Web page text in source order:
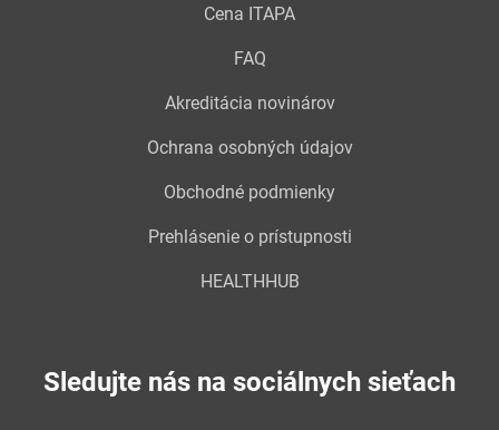
Cena ITAPA
FAQ
Akreditácia novinárov
Ochrana osobných údajov
Obchodné podmienky
Prehlásenie o prístupnosti
HEALTHHUB
Sledujte nás na sociálnych sieťach